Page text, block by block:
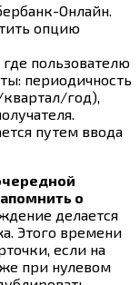
Онлайн.
опцию
пользователю
периодичность
год),
путем ввода
о
делается
Этого времени
если на
при нулевом